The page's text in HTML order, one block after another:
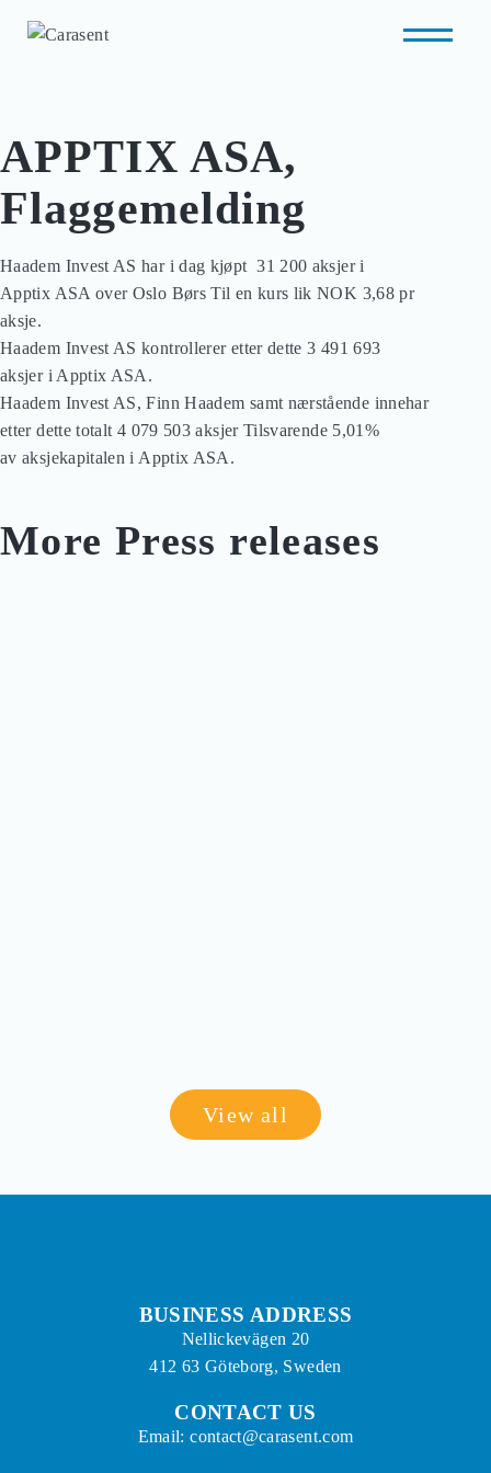
APPTIX ASA,
Flaggemelding
Haadem Invest AS har i dag kjøpt  31 200 aksjer i
Apptix ASA over Oslo Børs Til en kurs lik NOK 3,68 pr
aksje.
Haadem Invest AS kontrollerer etter dette 3 491 693
aksjer i Apptix ASA.
Haadem Invest AS, Finn Haadem samt nærstående innehar
etter dette totalt 4 079 503 aksjer Tilsvarende 5,01%
av aksjekapitalen i Apptix ASA.
More Press releases
View all
BUSINESS ADDRESS
Nellickevägen 20
412 63 Göteborg, Sweden
CONTACT US
Email: contact@carasent.com